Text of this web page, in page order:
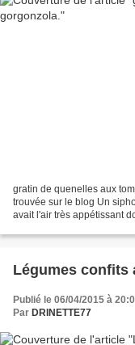
gratin de quenelles aux
trouvée sur le blog Un
avait l'air très appétissant
Légumes confits
Publié le 06/04/2015 à
Par DRINETTE77